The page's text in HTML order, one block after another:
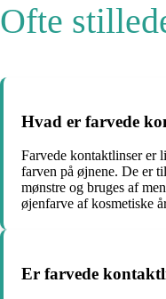
Ofte
Hvad er farvede
Farvede kontaktlinser er
farven på øjnene. De er
mønstre og bruges af
øjenfarve af kosmetiske
Er farvede